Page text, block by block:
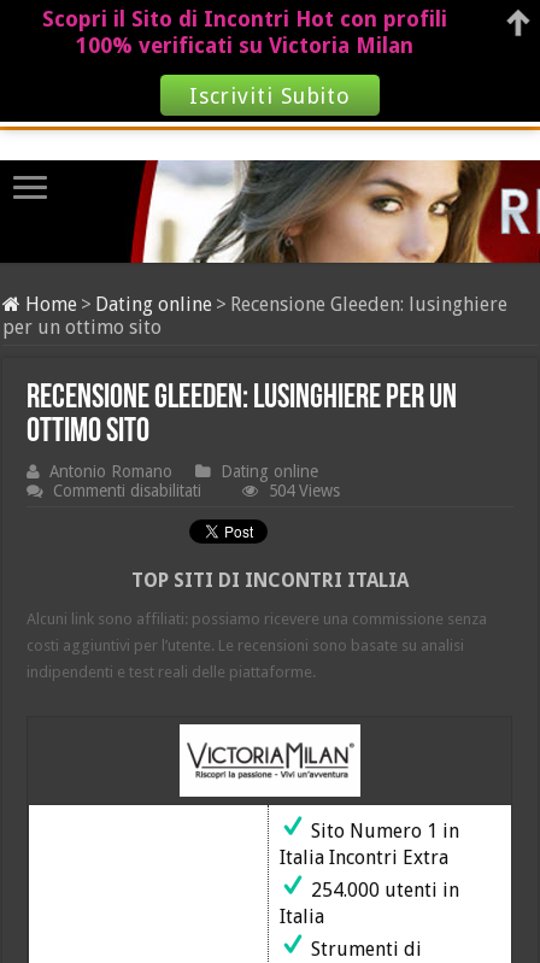
Home > Dating online > Recensione Gleeden: lusinghiere
per un ottimo sito
Recensione Gleeden: lusinghiere per un
ottimo sito
Antonio Romano
Dating online
Commenti disabilitati
Gleeden:
lusinghiere
un
sito
504 Views
TOP SITI DI INCONTRI ITALIA
Alcuni link sono affiliati: possiamo ricevere una commissione senza
costi aggiuntivi per l’utente. Le recensioni sono basate su analisi
indipendenti e test reali delle piattaforme.
Sito Numero 1 in
Italia Incontri Extra
254.000 utenti in
Italia
Strumenti di
Scopri il Sito di Incontri Hot con profili
100% verificati su Victoria Milan
Iscriviti Subito